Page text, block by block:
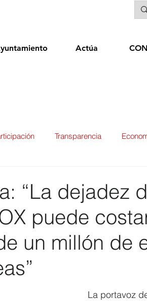
Actúa
Transparencia
Sanidad Patrimonio POLÍTICA
“La dejadez
puede
un millón de
La portavoz